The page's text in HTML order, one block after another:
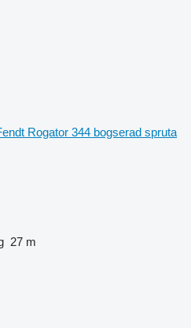
Rogator 344 bogserad spruta
27 m